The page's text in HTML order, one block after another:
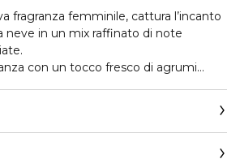
fragranza femminile, cattura l’incanto
neve in un mix raffinato di note
con un tocco fresco di agrumi
Neige sprigiona la purezza del sole
pura, radiosa e vibrante.